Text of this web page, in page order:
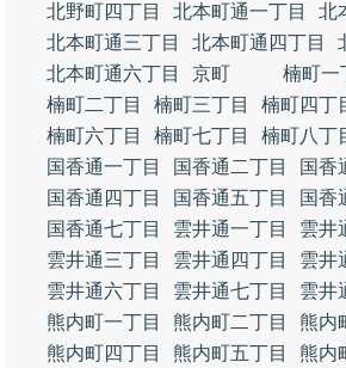
北野町四丁目
北本町通一丁目
北
北本町通三丁目
北本町通四丁目
北本町通六丁目
京町
楠町一
楠町二丁目
楠町三丁目 楠町四丁
楠町六丁目
楠町七丁目
楠町八丁
国香通一丁目
国香通二丁目
国香
国香通四丁目
国香通五丁目
国香
国香通七丁目
雲井通一丁目
雲井
雲井通三丁目
雲井通四丁目
雲井
雲井通六丁目
雲井通七丁目
雲井
熊内町一丁目
熊内町二丁目
熊内
熊内町四丁目
熊内町五丁目
熊内